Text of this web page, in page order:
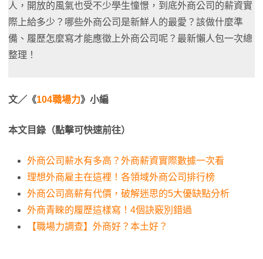
人，開放的風氣也受不少學生憧憬，到底外商公司的薪資實
際上給多少？哪些外商公司是新鮮人的最愛？該做什麼準
備、履歷怎麼寫才能應徵上外商公司呢？最新懶人包一次總
整理！
文／《104職場力》小編
本文目錄（點擊可快速前往）
外商公司薪水有多高？外商薪資實際數據一次看
理想外商雇主在這裡！各領域外商公司排行榜
外商公司高薪有代價，破解迷思的5大優缺點分析
外商青睞的履歷這樣寫！4個訣竅別錯過
【職場力調查】外商好？本土好？